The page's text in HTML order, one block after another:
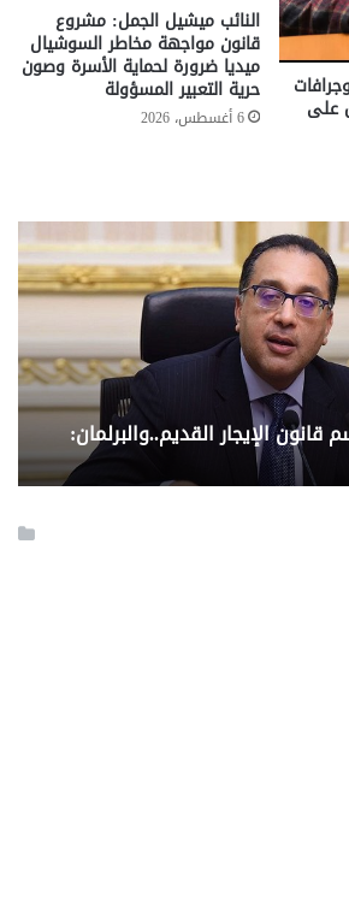
على
النائب ميشيل الجمل: مشروع
قانون مواجهة مخاطر السوشيال
ميديا ضرورة لحماية الأسرة وصون
حرية التعبير المسؤولة
6 أغسطس، 2026
الإيجار القديم..والبرلمان:
..
من